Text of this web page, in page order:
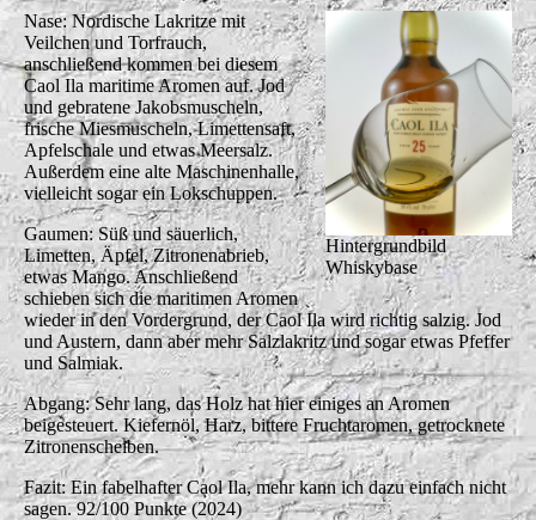
Hintergrundbild
Whiskybase
Nase: Nordische Lakritze mit
Veilchen und Torfrauch,
anschließend kommen bei diesem
Caol Ila maritime Aromen auf. Jod
und gebratene Jakobsmuscheln,
frische Miesmuscheln, Limettensaft,
Apfelschale und etwas Meersalz.
Außerdem eine alte Maschinenhalle,
vielleicht sogar ein Lokschuppen.
Gaumen: Süß und säuerlich,
Limetten, Äpfel, Zitronenabrieb,
etwas Mango. Anschließend
schieben sich die maritimen Aromen
wieder in den Vordergrund, der Caol Ila wird richtig salzig. Jod
und Austern, dann aber mehr Salzlakritz und sogar etwas Pfeffer
und Salmiak.
Abgang: Sehr lang, das Holz hat hier einiges an Aromen
beigesteuert. Kiefernöl, Harz, bittere Fruchtaromen, getrocknete
Zitronenscheiben.
Fazit: Ein fabelhafter Caol Ila, mehr kann ich dazu einfach nicht
sagen. 92/100 Punkte (2024)